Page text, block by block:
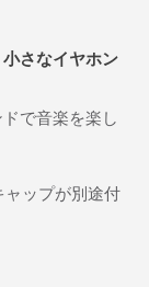
さなイヤホン
で音楽を楽し
ャップが別途付